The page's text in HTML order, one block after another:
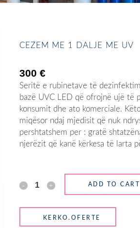
CEZEM ME 1 DALJE ME UV
300 €
Seritë e rubinetave të
bazë UVC LED që ofrojnë ujë të
konsumit dhe ato komerciale.
miqësor ndaj mjedisit që nuk
pershtatshem per : gratë
njerëzit që kanë kërkesa të larta
ADD TO CART